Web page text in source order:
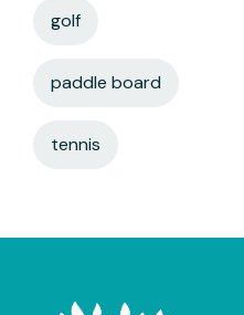
golf
paddle board
tennis